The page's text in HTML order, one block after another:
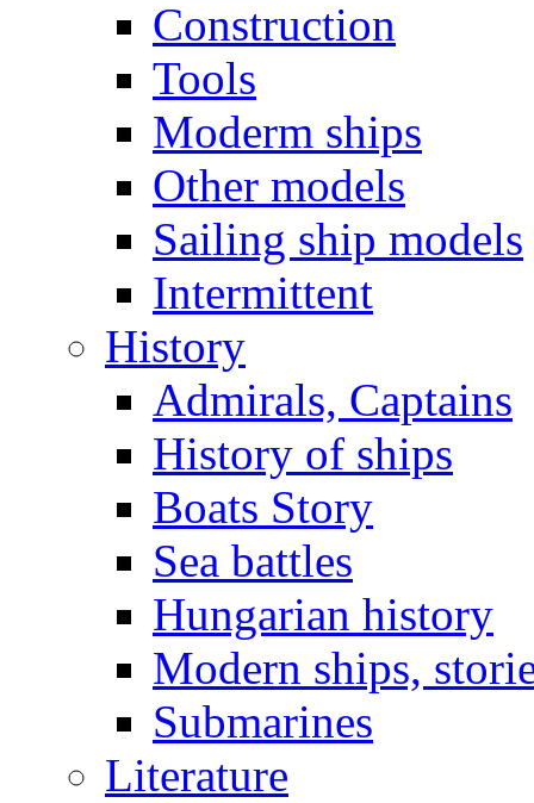
Construction
Tools
Moderm ships
Other models
Sailing ship models
Intermittent
History
Admirals, Captains
History of ships
Boats Story
Sea battles
Hungarian history
Modern ships,
Submarines
Literature